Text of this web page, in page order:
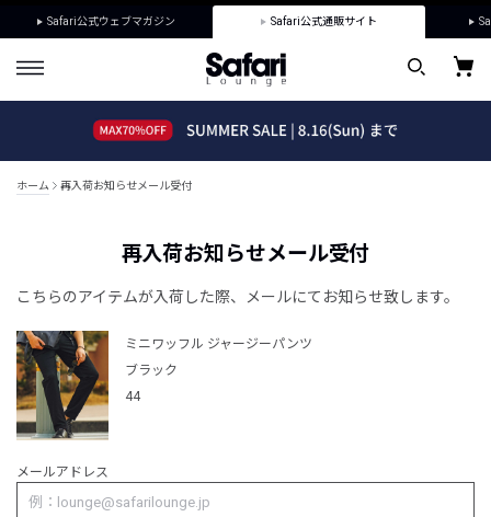
Safari公式ウェブマガジン Safari公式通販サイト
ホーム 再入荷お知らせメール受付
再入荷お知らせメール受付
こちらのアイテムが入荷した際、メールにてお知らせ致します。
ミニワッフル ジャージーパンツ
ブラック
44
メールアドレス